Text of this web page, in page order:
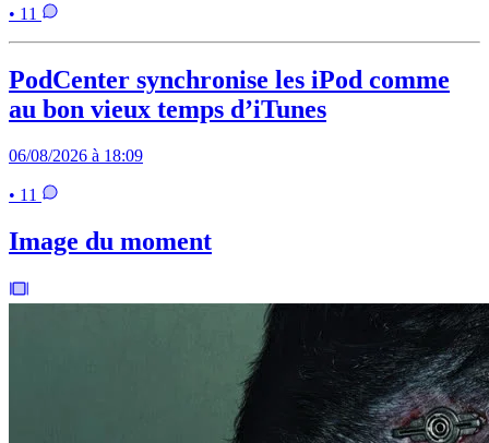
• 11
PodCenter synchronise les iPod comme
au bon vieux temps d’iTunes
06/08/2026 à 18:09
• 11
Image du moment